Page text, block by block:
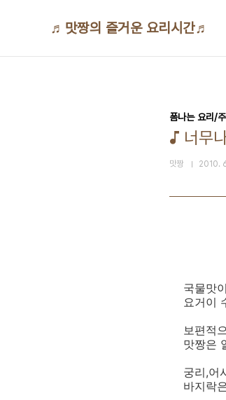
♬맛짱의 즐거운 요리시간♬
폼나는 요리/
♪ 너무
맛짱 2010.
국물맛
요거이
보편적
맛짱은
궁리,어
바지락